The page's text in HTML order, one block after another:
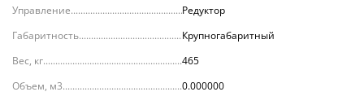
Управление
Редуктор
Габаритность
Крупногабаритный
Вес, кг
465
Объем, м3
0.000000